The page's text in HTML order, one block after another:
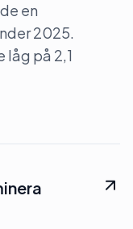
en
2025.
låg på 2,1